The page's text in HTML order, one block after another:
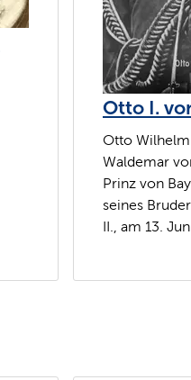
Otto I.
Otto
Waldemar
Prinz von
seines
II., am 13.